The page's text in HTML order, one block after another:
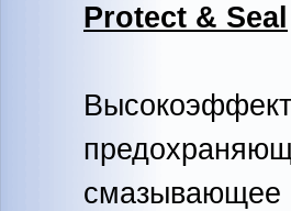
Protect & Seal
смазывающее